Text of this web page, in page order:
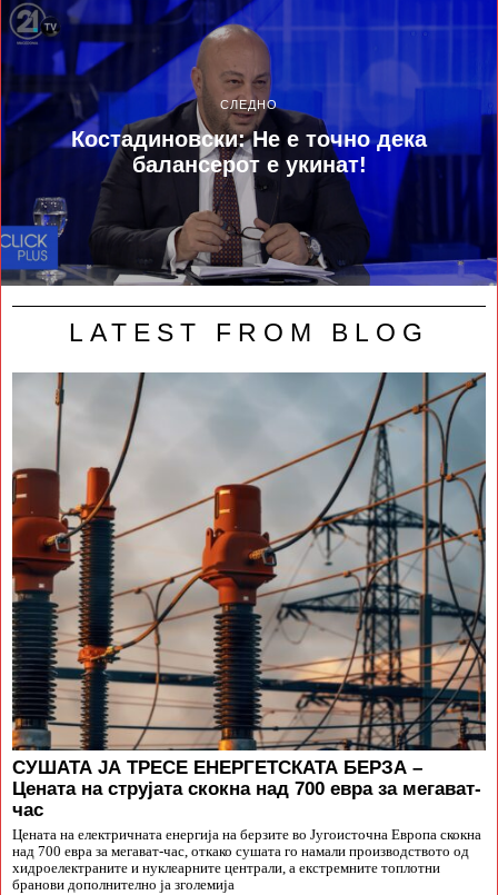
СЛЕДНО
Костадиновски: Не е точно дека
балансерот е укинат!
LATEST FROM BLOG
СУШАТА ЈА ТРЕСЕ ЕНЕРГЕТСКАТА БЕРЗА –
Цената на струјата скокна над 700 евра за мегават-
час
Цената на електричната енергија на берзите во Југоисточна Европа скокна
над 700 евра за мегават-час, откако сушата го намали производството од
хидроелектраните и нуклеарните централи, а екстремните топлотни
бранови дополнително ја зголемија